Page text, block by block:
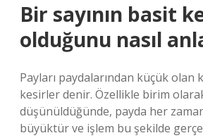
Bir sayının basit
olduğunu nasıl
Payları paydalarından küçük olan
kesirler denir. Özellikle birim
düşünüldüğünde, payda her
büyüktür ve işlem bu şekilde